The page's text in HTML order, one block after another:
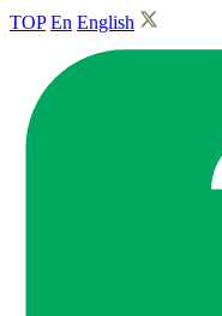
TOP En English